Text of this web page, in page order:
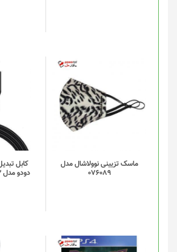
ماسک تزیینی نوولاشال مدل
076089
دودو مدل CA-743 طول 1.5 متر